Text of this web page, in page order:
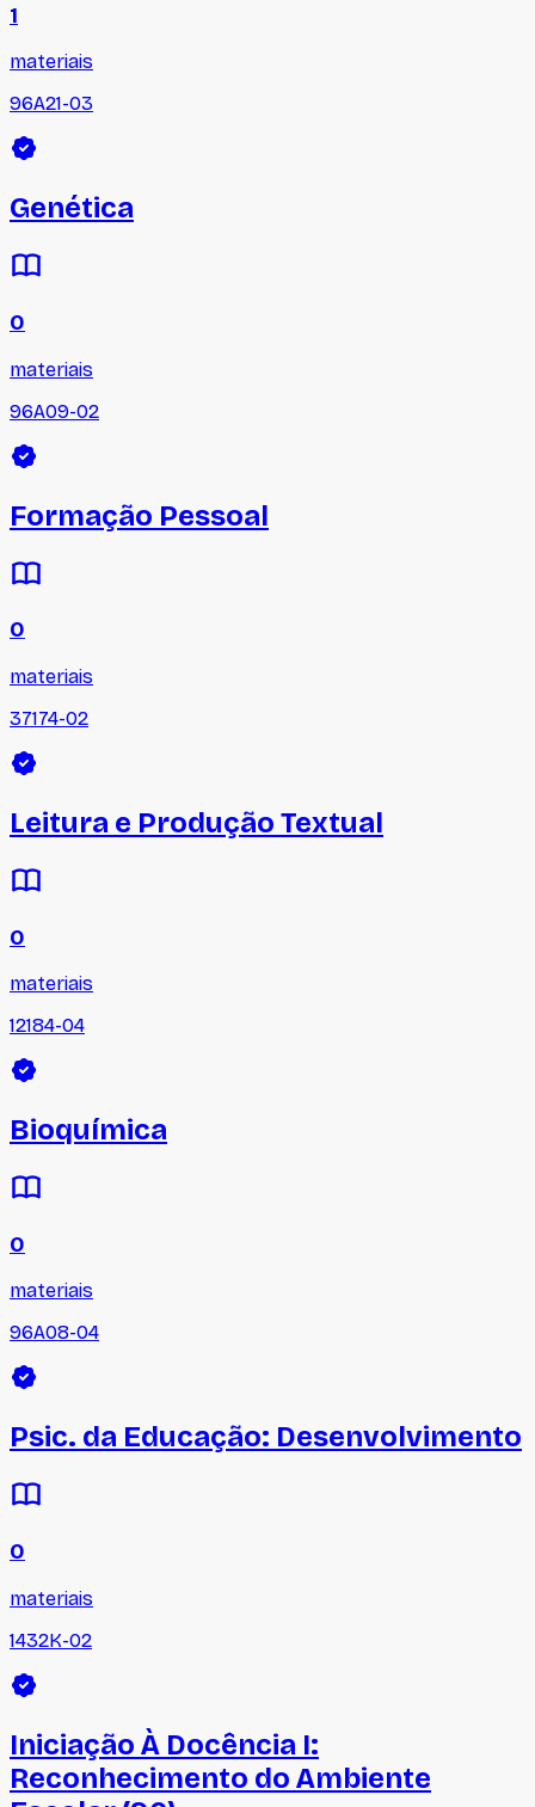
1
materiais
96A21-03
Genética
0
materiais
96A09-02
Formação Pessoal
0
materiais
37174-02
Leitura e Produção Textual
0
materiais
12184-04
Bioquímica
0
materiais
96A08-04
Psic. da Educação: Desenvolvimento
0
materiais
1432K-02
Iniciação À Docência I:
Reconhecimento do Ambiente